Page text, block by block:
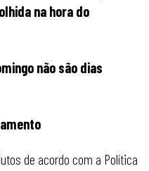
na hora do
não são dias
de acordo com a Política